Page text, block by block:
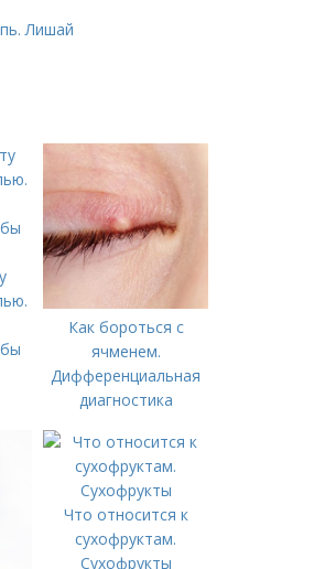
Лишай
Как бороться с
ячменем.
Дифференциальная
диагностика
Что относится к
сухофруктам.
Сухофрукты